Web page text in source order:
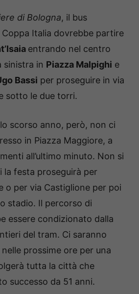
di Bologna, il bus
Italia dovrebbe partire
entrando nel centro
sinistra in Piazza Malpighi e
Bassi per proseguire in via
sotto le due torri.
scorso anno, però, non ci
in Piazza Maggiore, a
all’ultimo minuto. Non si
la festa proseguirà per
o per via Castiglione per poi
stadio. Il percorso di
essere condizionato dalla
del tram. Ci saranno
prossime ore per una
tutta la città che
successo da 51 anni.